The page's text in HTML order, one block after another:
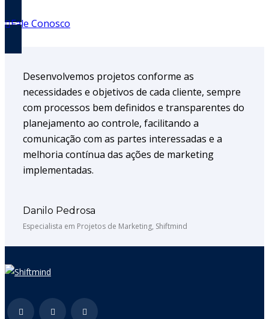
Fale Conosco
Desenvolvemos projetos conforme as
necessidades e objetivos de cada cliente, sempre
com processos bem definidos e transparentes do
planejamento ao controle, facilitando a
comunicação com as partes interessadas e a
melhoria contínua das ações de marketing
implementadas.
Danilo Pedrosa
Especialista em Projetos de Marketing, Shiftmind